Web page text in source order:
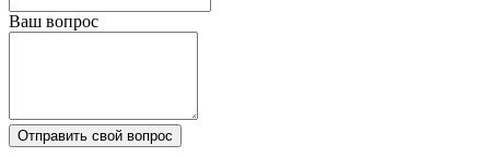
Ваш вопрос
Отправить свой вопрос